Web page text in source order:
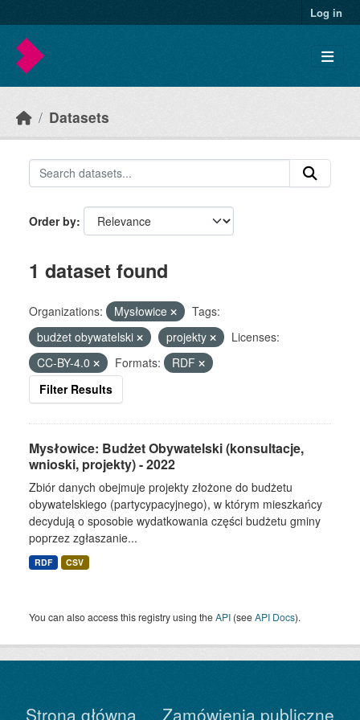
Log in
Datasets
Order by
1 dataset found
Organizations: Mysłowice
Tags:
budżet obywatelski
projekty
Licenses:
CC-BY-4.0
Formats:
RDF
Filter Results
Mysłowice: Budżet Obywatelski (konsultacje,
wnioski, projekty) - 2022
Zbiór danych obejmuje projekty złożone do budżetu
obywatelskiego (partycypacyjnego), w którym mieszkańcy
decydują o sposobie wydatkowania części budżetu gminy
poprzez zgłaszanie...
RDF CSV
You can also access this registry using theAPI (seeAPI Docs).
Strona główna Zamówienia publiczne